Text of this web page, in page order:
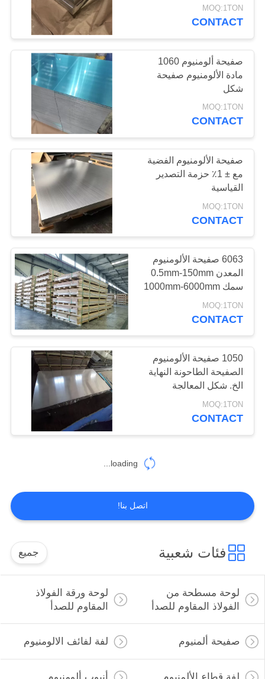
أنبوب ألومنيوم
25
لفائف الفولاذ المقاوم
للصدأ
68
قطاع الفولاذ المقاوم
للصدأ
36
أنابيب مستديرة من
41
شريط الجولة الفولاذ
المقاوم للصدأ
35
MOQ:1TON
CONTACT
صفيحة ألومنيوم 1060
مادة الألومنيوم صفيحة
شكل
MOQ:1TON
CONTACT
صفيحة الألومنيوم الفضية
مع ± 1٪ حزمة التصدير
القياسية
MOQ:1TON
CONTACT
6063 صفيحة الألومنيوم
المعدن 0.5mm-150mm
سمك 1000mm-6000mm
الطول
MOQ:1TON
CONTACT
1050 صفيحة الألومنيوم
الصفيحة الطاحونة النهاية
الخ. شكل المعالجة
MOQ:1TON
CONTACT
loading...
اتصل بنا!
فئات شعبية جميع
لوحة مسطحة من
الفولاذ المقاوم للصدأ
لوحة ورقة الفولاذ
المقاوم للصدأ
صفيحة ألمنيوم لفة لفائف الالومنيوم